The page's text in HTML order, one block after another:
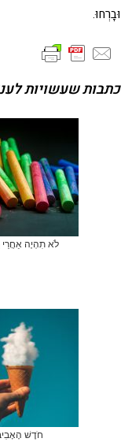
וּבָרְחוּ.
כתבות שעשויות
לֹא תִהְיֶה אַחֲרֵי
חֹדֶשׁ